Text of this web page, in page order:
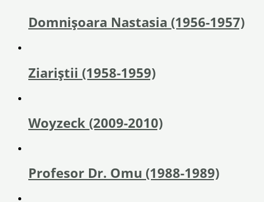
Domnișoara Nastasia (1956-1957)
Ziariștii (1958-1959)
Woyzeck (2009-2010)
Profesor Dr. Omu (1988-1989)